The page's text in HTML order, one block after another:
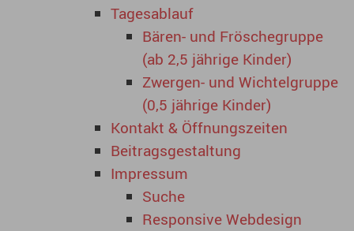
Tagesablauf
Bären- und Fröschegruppe
(ab 2,5 jährige Kinder)
Zwergen- und Wichtelgruppe
(0,5 jährige Kinder)
Kontakt & Öffnungszeiten
Beitragsgestaltung
Impressum
Suche
Responsive Webdesign